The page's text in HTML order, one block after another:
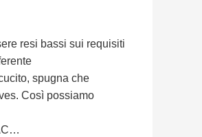
resi bassi sui requisiti
spugna che
Così possiamo